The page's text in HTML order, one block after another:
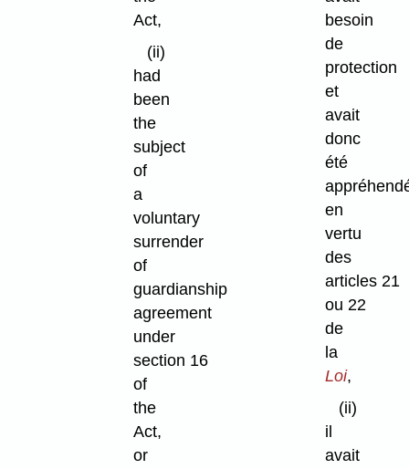
Act,
(ii)
had
been
the
subject
of
a
voluntary
surrender
of
guardianship
agreement
under
section 16
of
the
Act,
or
besoin
de
protection
et
avait
donc
été
en
vertu
des
articles 21
ou 22
de
la
Loi,
(ii)
il
avait